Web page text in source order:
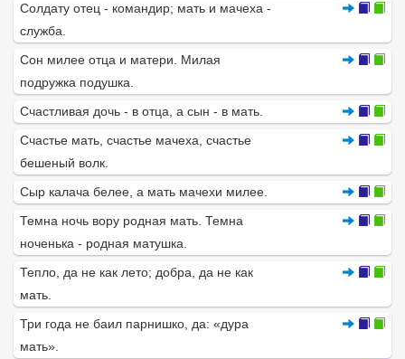
Солдату отец - командир; мать и мачеха -
служба.
Сон милее отца и матери. Милая
подружка подушка.
Счастливая дочь - в отца, а сын - в мать.
Счастье мать, счастье мачеха, счастье
бешеный волк.
Сыр калача белее, а мать мачехи милее.
Темна ночь вору родная мать. Темна
ноченька - родная матушка.
Тепло, да не как лето; добра, да не как
мать.
Три года не баил парнишко, да: «дура
мать».